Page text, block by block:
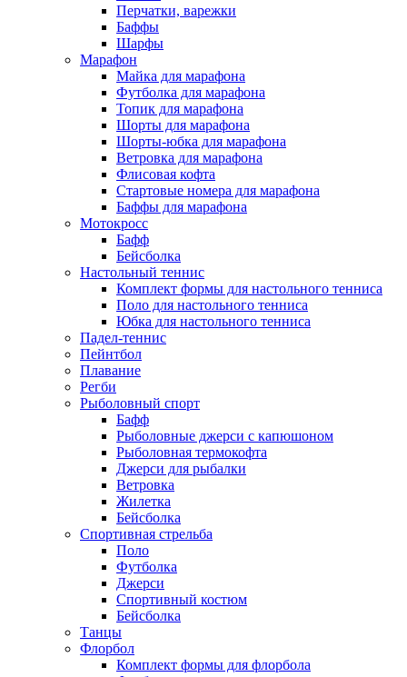
Перчатки, варежки
Баффы
Шарфы
Марафон
Майка для марафона
Футболка для марафона
Топик для марафона
Шорты для марафона
Шорты-юбка для марафона
Ветровка для марафона
Флисовая кофта
Стартовые номера для марафона
Баффы для марафона
Мотокросс
Бафф
Бейсболка
Настольный теннис
Комплект формы для настольного тенниса
Поло для настольного тенниса
Юбка для настольного тенниса
Падел-теннис
Пейнтбол
Плавание
Регби
Рыболовный спорт
Бафф
Рыболовные джерси с капюшоном
Рыболовная термокофта
Джерси для рыбалки
Ветровка
Жилетка
Бейсболка
Спортивная стрельба
Поло
Футболка
Джерси
Спортивный костюм
Бейсболка
Танцы
Флорбол
Комплект формы для флорбола